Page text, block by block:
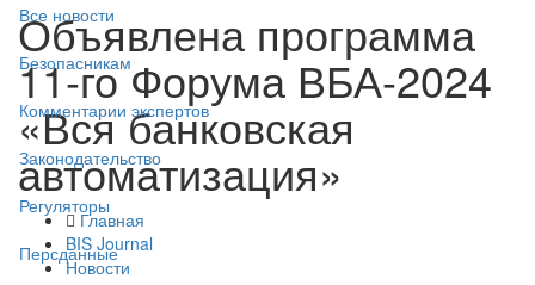
Все новости
Безопасникам
Комментарии экспертов
Законодательство
Регуляторы
Персданные
Объявлена программа
11-го Форума ВБА-2024
«Вся банковская
автоматизация»
Главная
BIS Journal
Новости